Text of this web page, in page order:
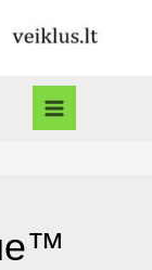
Main